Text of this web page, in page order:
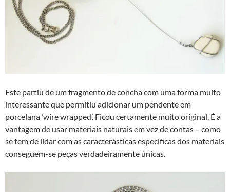
Este partiu de um fragmento de concha com uma forma muito
interessante que permitiu adicionar um pendente em
porcelana ‘wire wrapped’. Ficou certamente muito original. É a
vantagem de usar materiais naturais em vez de contas – como
se tem de lidar com as caracterà­sticas especificas dos materiais
conseguem-se peças verdadeiramente únicas.